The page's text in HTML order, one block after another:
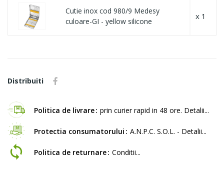
Cutie inox cod 980/9 Medesy
culoare-GI - yellow silicone
x 1
Distribuiti
Politica de livrare prin curier rapid in 48 ore. Detalii...
Protectia consumatorului A.N.P.C. S.O.L. - Detalii...
Politica de returnare Conditii...